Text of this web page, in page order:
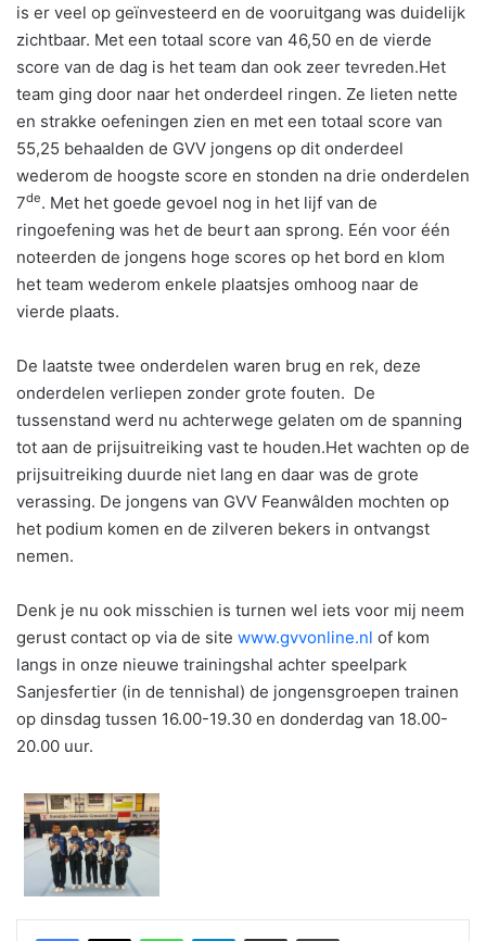
is er veel op geïnvesteerd en de vooruitgang was duidelijk
zichtbaar. Met een totaal score van 46,50 en de vierde
score van de dag is het team dan ook zeer tevreden.Het
team ging door naar het onderdeel ringen. Ze lieten nette
en strakke oefeningen zien en met een totaal score van
55,25 behaalden de GVV jongens op dit onderdeel
wederom de hoogste score en stonden na drie onderdelen
7de. Met het goede gevoel nog in het lijf van de
ringoefening was het de beurt aan sprong. Eén voor één
noteerden de jongens hoge scores op het bord en klom
het team wederom enkele plaatsjes omhoog naar de
vierde plaats.
De laatste twee onderdelen waren brug en rek, deze
onderdelen verliepen zonder grote fouten. De
tussenstand werd nu achterwege gelaten om de spanning
tot aan de prijsuitreiking vast te houden.Het wachten op de
prijsuitreiking duurde niet lang en daar was de grote
verassing. De jongens van GVV Feanwâlden mochten op
het podium komen en de zilveren bekers in ontvangst
nemen.
Denk je nu ook misschien is turnen wel iets voor mij neem
gerust contact op via de site www.gvvonline.nl of kom
langs in onze nieuwe trainingshal achter speelpark
Sanjesfertier (in de tennishal) de jongensgroepen trainen
op dinsdag tussen 16.00-19.30 en donderdag van 18.00-
20.00 uur.